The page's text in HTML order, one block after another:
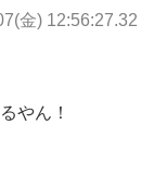
金)
やん！